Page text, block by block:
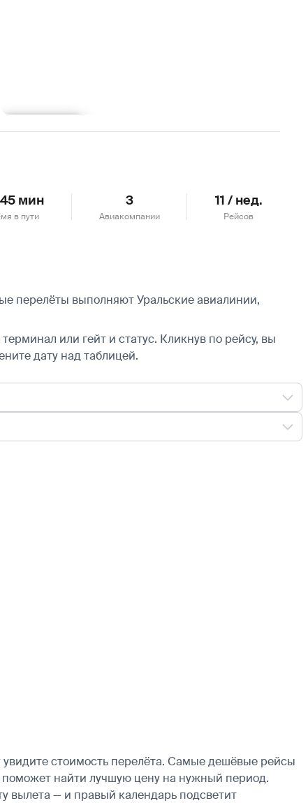
мин
в пути
3
Авиакомпании
11 / нед.
Рейсов
перелёты выполняют Уральские авиалинии,
или гейт и статус. Кликнув по рейсу, вы
дату над таблицей.
стоимость перелёта. Самые дешёвые рейсы
поможет найти лучшую цену на нужный период.
вылета — и правый календарь подсветит